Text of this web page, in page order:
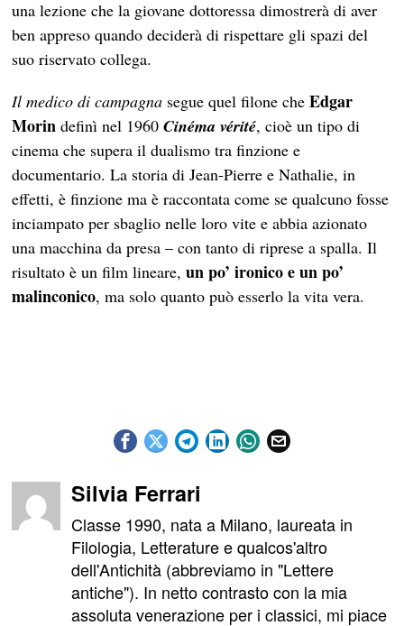
una lezione che la giovane dottoressa dimostrerà di aver
ben appreso quando deciderà di rispettare gli spazi del
suo riservato collega.
Il medico di campagna segue quel filone cheEdgar
Morin definì nel 1960Cinéma vérité, cioè un tipo di
cinema che supera il dualismo tra finzione e
documentario. La storia di Jean-Pierre e Nathalie, in
effetti, è finzione ma è raccontata come se qualcuno fosse
inciampato per sbaglio nelle loro vite e abbia azionato
una macchina da presa – con tanto di riprese a spalla. Il
risultato è un film lineare,un po’ ironico e un po’
malinconico, ma solo quanto può esserlo la vita vera.
Silvia Ferrari
Classe 1990, nata a Milano, laureata in
Filologia, Letterature e qualcos'altro
dell'Antichità (abbreviamo in "Lettere
antiche"). In netto contrasto con la mia
assoluta venerazione per i classici, mi piace